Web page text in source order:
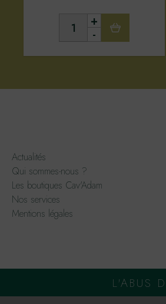
-
+
Actualités
Qui sommes-nous ?
Les boutiques Cav'Adam
Nos services
Mentions légales
L'ABUS